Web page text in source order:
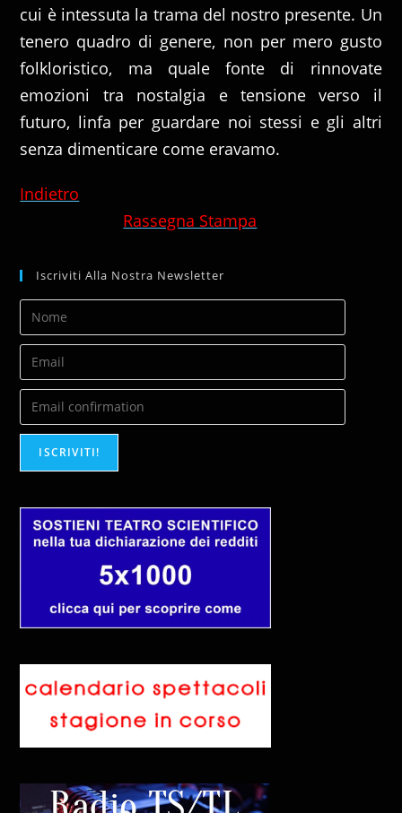
cui è intessuta la trama del nostro presente. Un
tenero quadro di genere, non per mero gusto
folkloristico, ma quale fonte di rinnovate
emozioni tra nostalgia e tensione verso il
futuro, linfa per guardare noi stessi e gli altri
senza dimenticare come eravamo.
Indietro
Rassegna Stampa
Iscriviti Alla Nostra Newsletter
ISCRIVITI!